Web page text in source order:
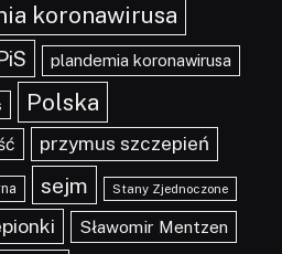
koronawirusa
plandemia koronawirusa
Polska
przymus szczepień
sejm Stany Zjednoczone
Sławomir Mentzen